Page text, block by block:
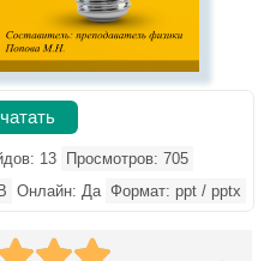
13
Просмотров: 705
Онлайн: Да Формат: ppt / pptx